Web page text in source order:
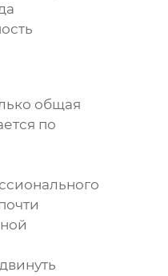
общая
по